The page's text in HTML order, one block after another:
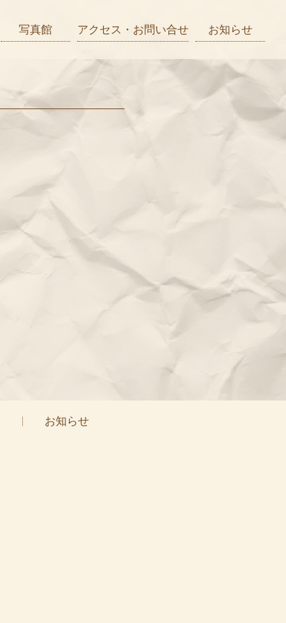
写真館 アクセス・お問い合せ お知らせ
お知らせ